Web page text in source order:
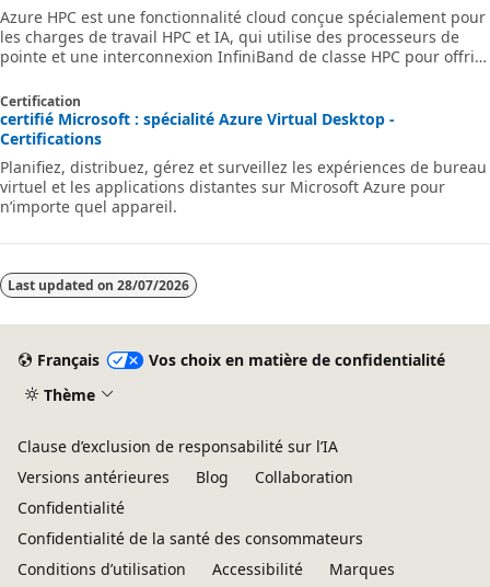
Azure HPC est une fonctionnalité cloud conçue spécialement pour
les charges de travail HPC et IA, qui utilise des processeurs de
pointe et une interconnexion InfiniBand de classe HPC pour offrir
applications. Azure HPC permet aux utilisateurs de laisser libre
cours à l’innovation, la productivité et l’agilité métier grâce à une
gamme de technologies HPC et IA hautement disponibles qui
technico
Certification
certifié Microsoft : spécialité Azure Virtual Desktop -
Certifications
Planifiez, distribuez, gérez et surveillez les expériences de bureau
virtuel et les applications distantes sur Microsoft Azure pour
n’importe quel appareil.
Last updated on 28/07/2026
Français
Vos choix en matière de confidentialité
Thème
Clause d’exclusion de responsabilité sur l’IA
Versions antérieures
Blog
Collaboration
Confidentialité
Confidentialité de la santé des consommateurs
Conditions d’utilisation
Accessibilité Marques